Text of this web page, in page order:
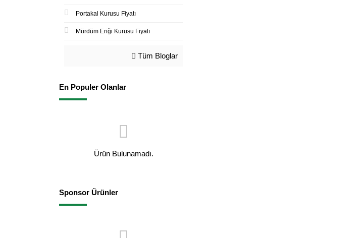
Portakal Kurusu Fiyatı
Mürdüm Eriği Kurusu Fiyatı
Tüm Bloglar
En Populer Olanlar
Ürün Bulunamadı.
Sponsor Ürünler